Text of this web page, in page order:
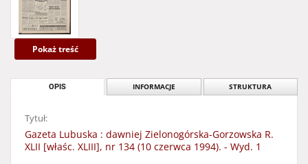
Pokaż treść
OPIS INFORMACJE STRUKTURA
Tytuł:
Gazeta Lubuska : dawniej Zielonogórska-Gorzowska R.
XLII [właśc. XLIII], nr 134 (10 czerwca 1994). - Wyd. 1